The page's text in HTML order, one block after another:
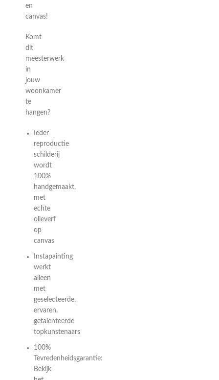
en
canvas!
Komt
dit
meesterwerk
in
jouw
woonkamer
te
hangen?
Ieder
reproductie
schilderij
wordt
100%
handgemaakt,
met
echte
olieverf
op
canvas
Instapainting
werkt
alleen
met
geselecteerde,
ervaren,
getalenteerde
topkunstenaars
100%
Tevredenheidsgarantie:
Bekijk